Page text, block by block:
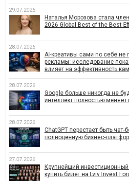
29.07.2026
Наталья Морозова стала
2026 Global Best of the Best
28.07.2026
AI-креативы сами по себе
рекламы: исследование
влияет на эффективность
28.07.2026
Google больше никогда не
интеллект полностью меняет
28.07.2026
ChatGPT перестает быть чат-
полноценную бизнес-
27.07.2026
Крупнейший
купить билет на Lviv Invest